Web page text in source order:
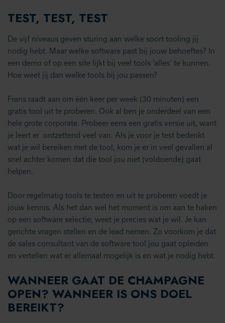
TEST, TEST, TEST
De vijf niveaus geven sturing aan welke soort tooling jij
nodig hebt. Maar welke software past bij jouw behoeftes? In
een demo of op een site lijkt bij veel tools ‘alles’ te kunnen.
Hoe weet jij dan welke tools bij jou passen?
Frans raadt aan om één keer per week (30 minuten) een
gratis tool uit te proberen. Ook al ben je onderdeel van een
hele grote corporate. Probeer eens een gratis versie uit, want
je leert er ontzettend veel van. Als je voor je test bedenkt
wat je wil bereiken met de tool, kom je er in veel gevallen al
snel achter komen dat die tool jou niet (voldoende) gaat
helpen.
Door regelmatig tools te testen en uit te proberen voedt je
jouw kennis. Als het dan wel het moment is om aan te haken
op een software selectie, weet je precies wat je wil. Je kan
gerichte vragen stellen en de lead nemen. Zo voorkom je dat
de sales consultant van de software tool jou gaat opleiden
en vertellen wat er allemaal mogelijk is en wat je nodig hebt.
WANNEER GAAT DE CHAMPAGNE
OPEN? WANNEER IS ONS DOEL
BEREIKT?